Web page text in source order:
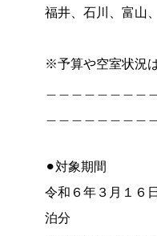
福井、石川、富山
※予算や空室状況
⚫︎対象期間
令和６年３月１６
泊分